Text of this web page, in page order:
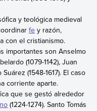
y teológica medieval
fe y razón,
con el cristianismo.
importantes son Anselmo
(1079-1142), Juan
(1548-1617). El caso
corriente aparte.
que se gestó alrededor
(1224-1274). Santo Tomás